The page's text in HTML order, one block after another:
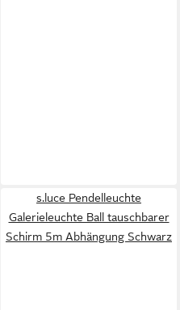
s.luce Pendelleuchte
Galerieleuchte Ball tauschbarer
Schirm 5m Abhängung Schwarz